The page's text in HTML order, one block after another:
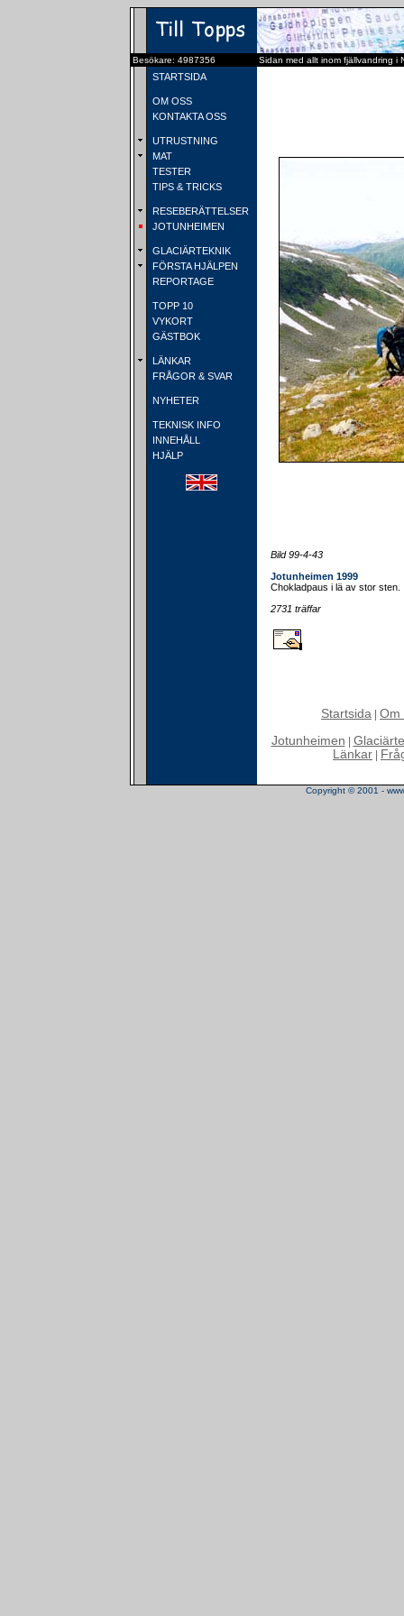
Besökare: 4987356 Sidan med allt inom fjällvandring i
STARTSIDA
OM OSS
KONTAKTA OSS
UTRUSTNING
MAT
TESTER
TIPS & TRICKS
RESEBERÄTTELSER
JOTUNHEIMEN
GLACIÄRTEKNIK
FÖRSTA HJÄLPEN
REPORTAGE
TOPP 10
VYKORT
GÄSTBOK
LÄNKAR
FRÅGOR & SVAR
NYHETER
TEKNISK INFO
INNEHÅLL
HJÄLP
Bild 99-4-43
Jotunheimen 1999
Chokladpaus i lä av stor sten.
2731 träffar
Startsida Om
Jotunheimen
Länkar
Copyright © 2001 -